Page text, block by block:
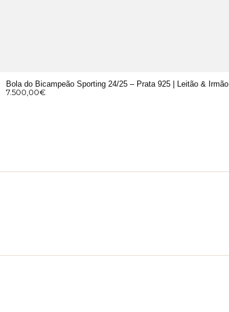
Bola do Bicampeão Sporting 24/25 – Prata 925 | Leitão & Irmão
7.500,00€